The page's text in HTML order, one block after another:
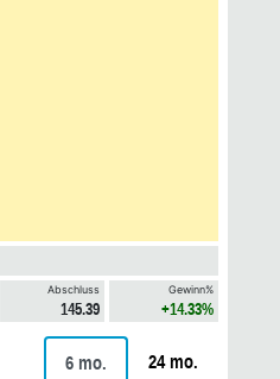
Abschluss
145.39
Gewinn%
+14.33%
6 mo. 24 mo.